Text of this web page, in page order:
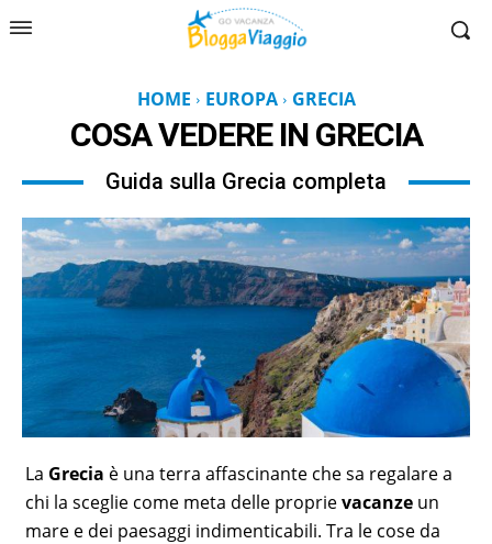
HOME EUROPA GRECIA
COSA VEDERE IN GRECIA
Guida sulla Grecia completa
La Grecia è una terra affascinante che sa regalare a
chi la sceglie come meta delle proprievacanze un
mare e dei paesaggi indimenticabili. Tra le cose da